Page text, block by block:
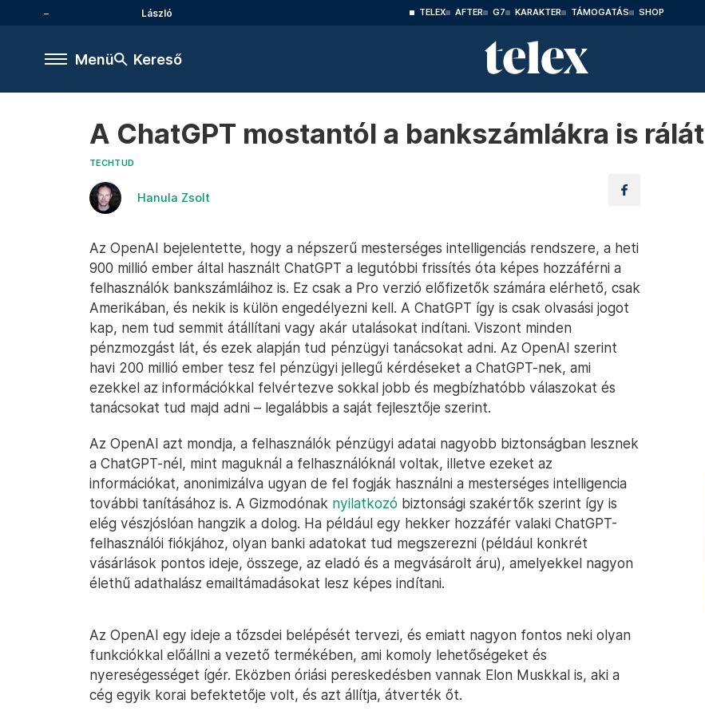
László TELEX AFTER G7 KARAKTER TÁMOGATÁS SHOP
Menü Kereső
A ChatGPT mostantól a bankszámlákra is rálát
TECHTUD
Hanula Zsolt
Az OpenAI bejelentette, hogy a népszerű mesterséges intelligenciás rendszere, a heti
900 millió ember által használt ChatGPT a legutóbbi frissítés óta képes hozzáférni a
felhasználók bankszámláihoz is. Ez csak a Pro verzió előfizetők számára elérhető, csak
Amerikában, és nekik is külön engedélyezni kell. A ChatGPT így is csak olvasási jogot
kap, nem tud semmit átállítani vagy akár utalásokat indítani. Viszont minden
pénzmozgást lát, és ezek alapján tud pénzügyi tanácsokat adni. Az OpenAI szerint
havi 200 millió ember tesz fel pénzügyi jellegű kérdéseket a ChatGPT-nek, ami
ezekkel az információkkal felvértezve sokkal jobb és megbízhatóbb válaszokat és
tanácsokat tud majd adni – legalábbis a saját fejlesztője szerint.
Az OpenAI azt mondja, a felhasználók pénzügyi adatai nagyobb biztonságban lesznek
a ChatGPT-nél, mint maguknál a felhasználóknál voltak, illetve ezeket az
információkat, anonimizálva ugyan de fel fogják használni a mesterséges intelligencia
további tanításához is. A Gizmodónak nyilatkozó biztonsági szakértők szerint így is
elég vészjóslóan hangzik a dolog. Ha például egy hekker hozzáfér valaki ChatGPT-
felhasználói fiókjához, olyan banki adatokat tud megszerezni (például konkrét
vásárlások pontos ideje, összege, az eladó és a megvásárolt áru), amelyekkel nagyon
élethű adathalász emailtámadásokat lesz képes indítani.
Az OpenAI egy ideje a tőzsdei belépését tervezi, és emiatt nagyon fontos neki olyan
funkciókkal előállni a vezető termékében, ami komoly lehetőségeket és
nyereségességet ígér. Eközben óriási pereskedésben vannak Elon Muskkal is, aki a
cég egyik korai befektetője volt, és azt állítja, átverték őt.